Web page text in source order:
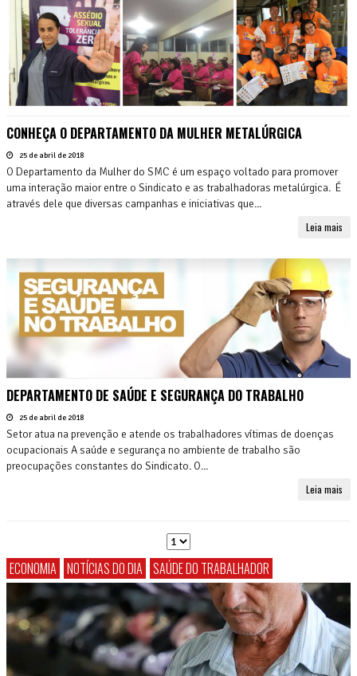
CONHEÇA O DEPARTAMENTO DA MULHER METALÚRGICA
25 de abril de 2018
O Departamento da Mulher do SMC é um espaço voltado para promover
uma interação maior entre o Sindicato e as trabalhadoras metalúrgica. É
através dele que diversas campanhas e iniciativas que...
Leia mais
DEPARTAMENTO DE SAÚDE E SEGURANÇA DO TRABALHO
25 de abril de 2018
Setor atua na prevenção e atende os trabalhadores vítimas de doenças
ocupacionais A saúde e segurança no ambiente de trabalho são
preocupações constantes do Sindicato. O...
Leia mais
ECONOMIA NOTÍCIAS DO DIA SAÚDE DO TRABALHADOR